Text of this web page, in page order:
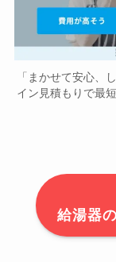
「まかせて安心、
イン見積もりで最
給湯器